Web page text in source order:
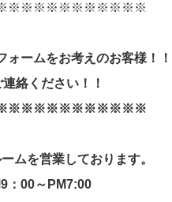
ォームをお考えのお客様！！
連絡ください！！
ムを営業しております。
： 00～ PM7:00